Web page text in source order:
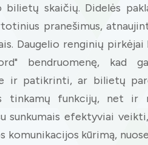
bilietų skaičių. Didelės
pranešimus,
Daugelio renginių
bendruomenę, kad
ir patikrinti, ar bilietų
tinkamų funkcijų, net ir
sunkumais efektyviai
komunikacijos kūrimą,